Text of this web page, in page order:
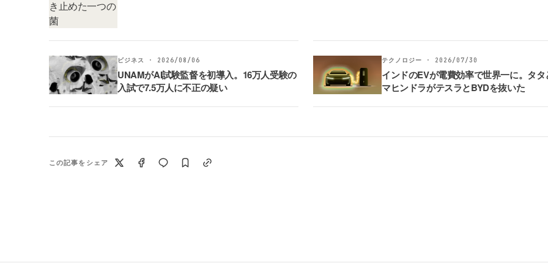
ビジネス · 2026/08/06
UNAMがAI試験監督を初導入。16万人受験の
入試で7.5万人に不正の疑い
テクノロジー · 2026/07/30
インドのEVが電費効率で世界一に。タタ
マヒンドラがテスラとBYDを抜いた
この記事をシェア